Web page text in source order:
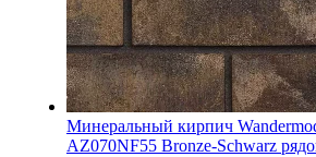
Минеральный кирпич
AZ070NF55 Bronze-Schwarz